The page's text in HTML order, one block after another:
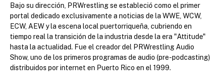
Bajo su dirección, PRWrestling se estableció como el primer
portal dedicado exclusivamente a noticias de la WWE, WCW,
ECW, AEW y la escena local puertorriqueña, cubriendo en
tiempo real la transición de la industria desde la era "Attitude"
hasta la actualidad. Fue el creador del PRWrestling Audio
Show, uno de los primeros programas de audio (pre-podcasting)
distribuidos por internet en Puerto Rico en el 1999.